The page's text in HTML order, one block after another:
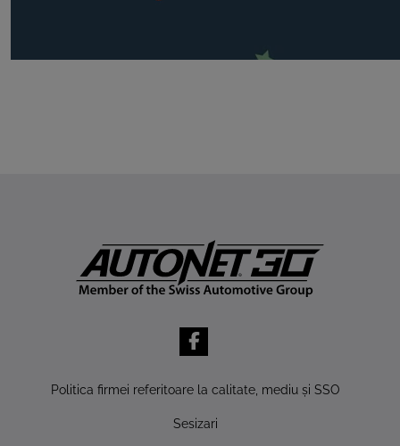
Politica firmei referitoare la calitate, mediu şi SSO
Sesizari